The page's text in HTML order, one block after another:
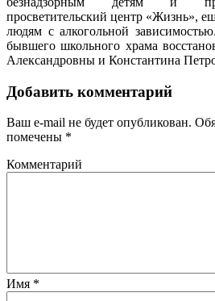
просветительский центр «Жизнь»,
людям с алкогольной
бывшего школьного храма
Александровны и Константина
Добавить комментарий
Ваш e-mail не будет опубликован.
помечены *
Комментарий
Имя *